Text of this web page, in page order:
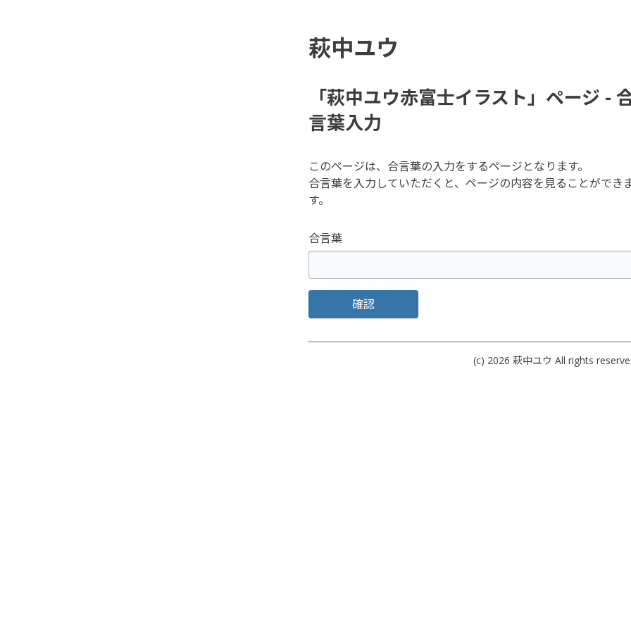
萩中ユウ
「萩中ユウ赤富士イラスト」ページ -
言葉入力
このページは、合言葉の入力をするページとなります。
合言葉を入力していただくと、ページの内容を見ることができ
す。
合言葉
確認
(c) 2026 萩中ユウ All rights